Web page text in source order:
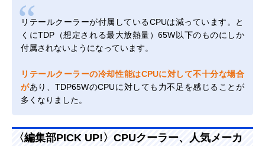
リテールクーラーが付属しているCPUは減っています。と
くにTDP（想定される最大放熱量）65W以下のものにしか
付属されないようになっています。
リテールクーラーの冷却性能はCPUに対して不十分な場合
があり、TDP65WのCPUに対しても力不足を感じることが
多くなりました。
〈編集部PICK UP!〉CPUクーラー、人気メーカ